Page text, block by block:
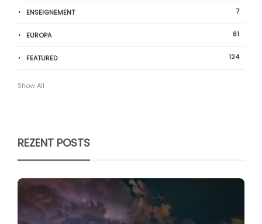
ENSEIGNEMENT 7
EUROPA 81
FEATURED 124
Show All
REZENT POSTS